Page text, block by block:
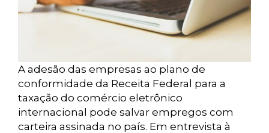
A adesão das empresas ao plano de
conformidade da Receita Federal para a
taxação do comércio eletrônico
internacional pode salvar empregos com
carteira assinada no país. Em entrevista à